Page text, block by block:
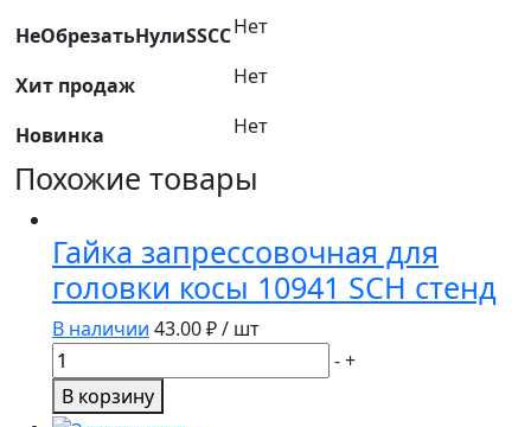
НеОбрезатьНулиSSCCНет
Хит продаж Нет
Новинка Нет
Похожие товары
Гайка запрессовочная для
головки косы 10941 SCH стенд
В наличии 43.00₽ / шт
Количество
товара
Гайка
-+
В корзину